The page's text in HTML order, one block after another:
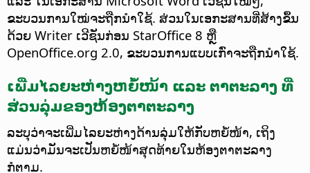
ຂະບວນການໃໝ່ຈະຖືກນຳໃຊ້. ສ່ວນໃນເອກະສານທີ່ສ້າງຂຶ້ນ
ດ້ວຍ Writer ເວີຊັນກ່ອນ StarOffice 8 ຫຼື
OpenOffice.org 2.0, ຂະບວນການແບບເກົ່າຈະຖືກນຳໃຊ້.
ເພີ່ມໄລຍະຫ່າງຫຍໍ້ໜ້າ ແລະ ຕາຕະລາງ ທີ່
ສ່ວນລຸ່ມຂອງຫ້ອງຕາຕະລາງ
ລະບຸວ່າຈະເພີ່ມໄລຍະຫ່າງດ້ານລຸ່ມໃຫ້ກັບຫຍໍ້ໜ້າ, ເຖິງ
ແມ່ນວ່າມັນຈະເປັນຫຍໍ້ໜ້າສຸດທ້າຍໃນຫ້ອງຕາຕະລາງ
ກໍຕາມ.